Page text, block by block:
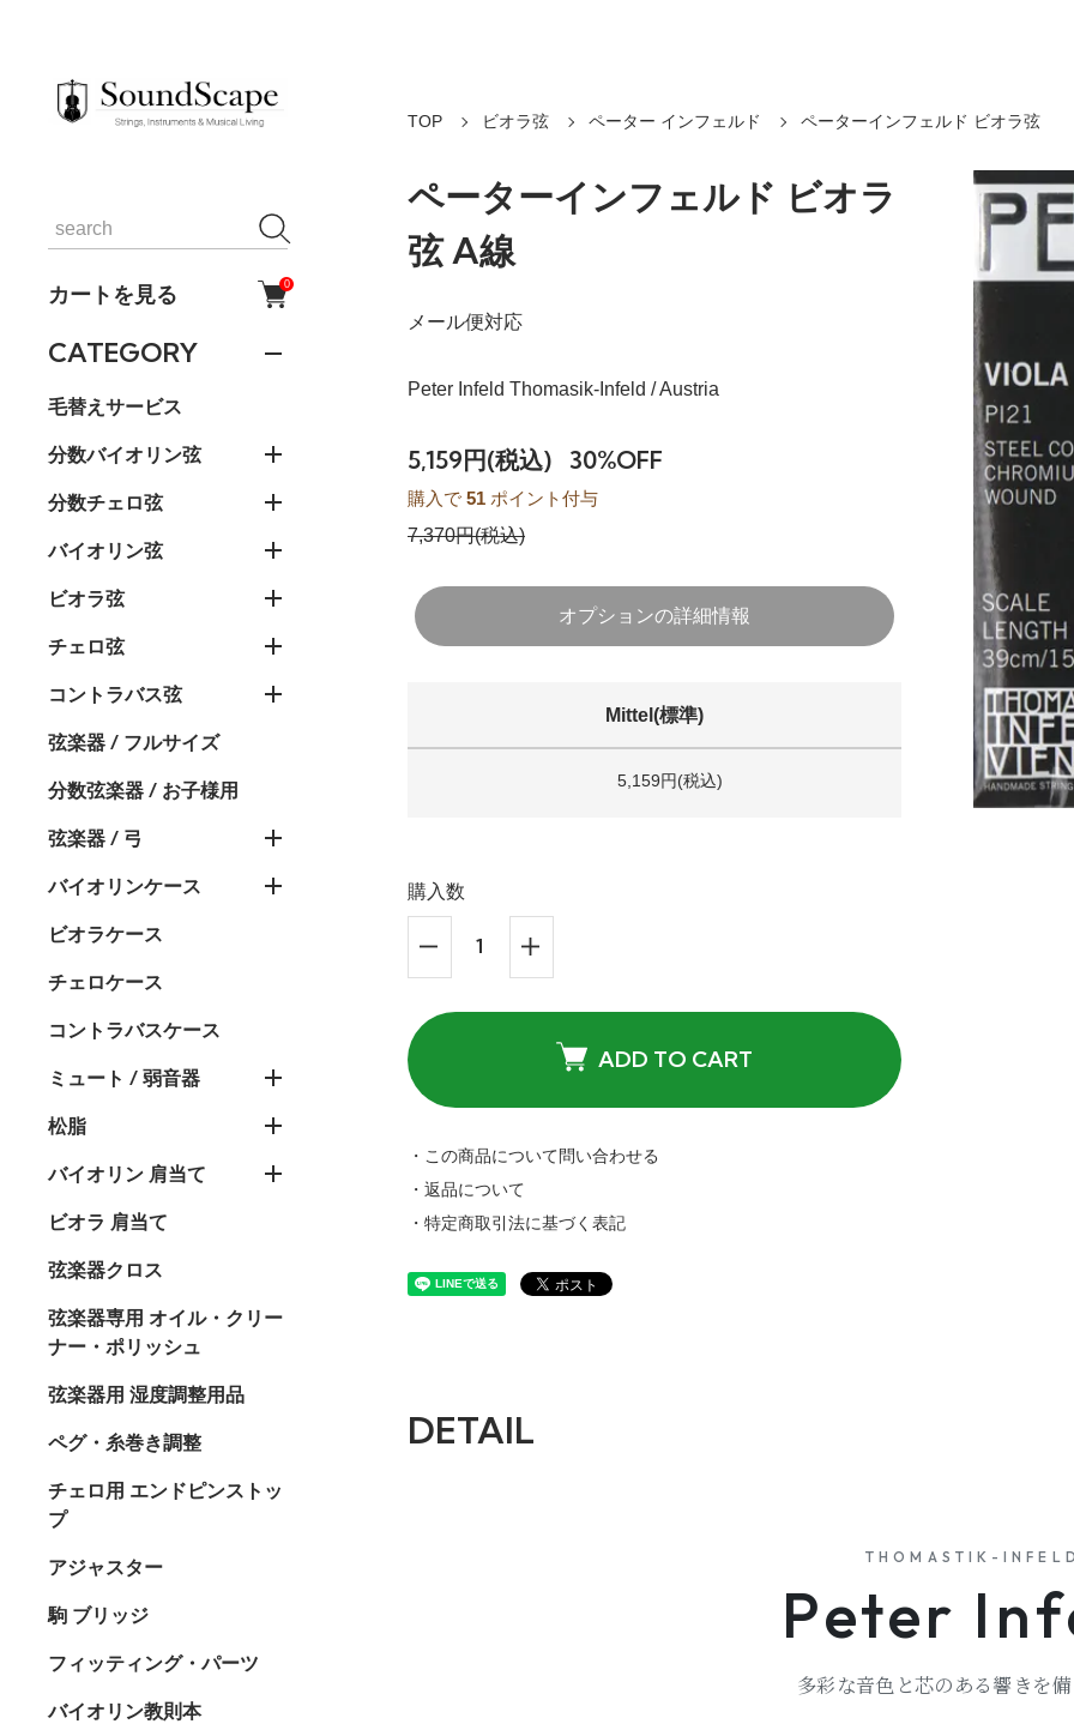
カートを見る 0
CATEGORY
毛替えサービス
分数バイオリン弦
分数チェロ弦
バイオリン弦
ビオラ弦
チェロ弦
コントラバス弦
弦楽器 / フルサイズ
分数弦楽器 / お子様用
弦楽器 / 弓
バイオリンケース
ビオラケース
チェロケース
コントラバスケース
ミュート / 弱音器
松脂
バイオリン 肩当て
ビオラ 肩当て
弦楽器クロス
弦楽器専用 オイル・クリー
ナー・ポリッシュ
弦楽器用 湿度調整用品
ペグ・糸巻き調整
チェロ用 エンドピンストッ
プ
アジャスター
駒 ブリッジ
フィッティング・パーツ
バイオリン教則本
TOP ビオラ弦 ペーター インフェルド ペーターインフェルド ビオラ弦
ペーターインフェルド ビオラ
弦 A線
メール便対応
Peter Infeld Thomasik-Infeld / Austria
5,159円(税込) 30%OFF
購入で 51 ポイント付与
7,370円(税込)
オプションの詳細情報
Mittel(標準)
5,159円(税込)
購入数
ADD TO CART
・この商品について問い合わせる
・返品について
・特定商取引法に基づく表記
DETAIL
THOMASTIK-
Peter
多彩な音色と芯のある響きを